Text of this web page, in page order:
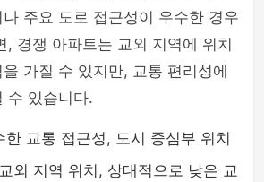
주요 도로 접근성이 우수한 경우
, 경쟁 아파트는 교외 지역에 위치
가질 수 있지만, 교통 편리성에
수 있습니다.
한 교통 접근성, 도시 중심부 위치
교외 지역 위치, 상대적으로 낮은 교